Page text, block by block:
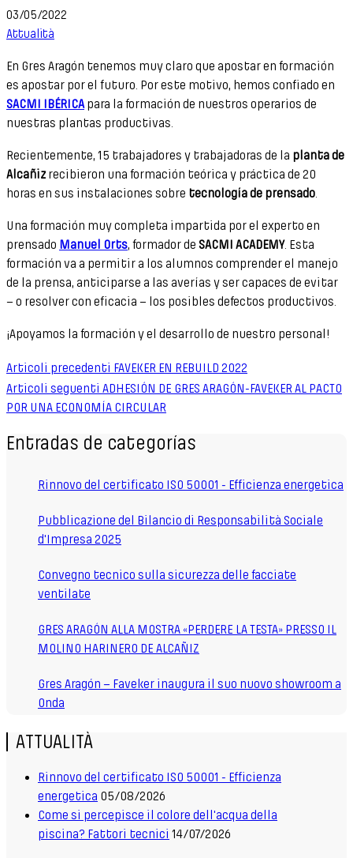
03/05/2022
Attualità
En Gres Aragón tenemos muy claro que apostar en formación
es apostar por el futuro. Por este motivo, hemos confiado en
SACMI IBÉRICA para la formación de nuestros operarios de
nuestras plantas productivas.
Recientemente, 15 trabajadores y trabajadoras de la planta de
Alcañizrecibieron una formación teórica y práctica de 20
horas en sus instalaciones sobre tecnología de prensado
Una formación muy completa impartida por el experto en
prensado Manuel Orts, formador de SACMI ACADEMY. Esta
formación va a permitir a los alumnos comprender el manejo
de la prensa, anticiparse a las averías y ser capaces de evitar
– o resolver con eficacia – los posibles defectos productivos.
¡Apoyamos la formación y el desarrollo de nuestro personal!
Articoli precedenti FAVEKER EN REBUILD 2022
Articoli seguenti ADHESIÓN DE GRES ARAGÓN-FAVEKER AL PACTO
POR UNA ECONOMÍA CIRCULAR
Entradas de categorías
Rinnovo del certificato ISO 50001 - Efficienza energetica
Pubblicazione del Bilancio di Responsabilità Sociale
d'Impresa 2025
Convegno tecnico sulla sicurezza delle facciate
ventilate
GRES ARAGÓN ALLA MOSTRA «PERDERE LA TESTA» PRESSO IL
MOLINO HARINERO DE ALCAÑIZ
Gres Aragón – Faveker inaugura il suo nuovo showroom a
Onda
ATTUALITÀ
Rinnovo del certificato ISO 50001 - Efficienza
energetica 05/08/2026
Come si percepisce il colore dell'acqua della
piscina? Fattori tecnici 14/07/2026